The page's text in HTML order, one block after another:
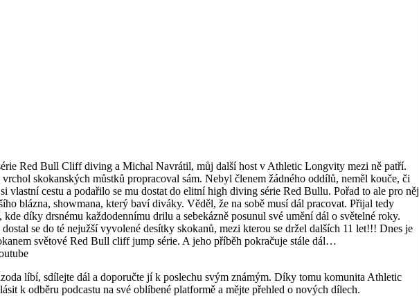
Red Bull Cliff diving a Michal Navrátil, můj další host v Athletic Longvity mezi ně patří.
skokanských můstků propracoval sám. Nebyl členem žádného oddílů, neměl kouče, či
vlastní cestu a podařilo se mu dostat do elitní high diving série Red Bullu. Pořad to ale pro něj
blázna, showmana, který baví diváky. Věděl, že na sobě musí dál pracovat. Přijal tedy
díky drsnému každodennímu drilu a sebekázně posunul své umění dál o světelné roky.
se do té nejužší vyvolené desítky skokanů, mezi kterou se držel dalších 11 let!!! Dnes je
světové Red Bull cliff jump série. A jeho příběh pokračuje stále dál…
líbí, sdílejte dál a doporučte jí k poslechu svým známým. Díky tomu komunita Athletic
k odběru podcastu na své oblíbené platformě a mějte přehled o nových dílech.